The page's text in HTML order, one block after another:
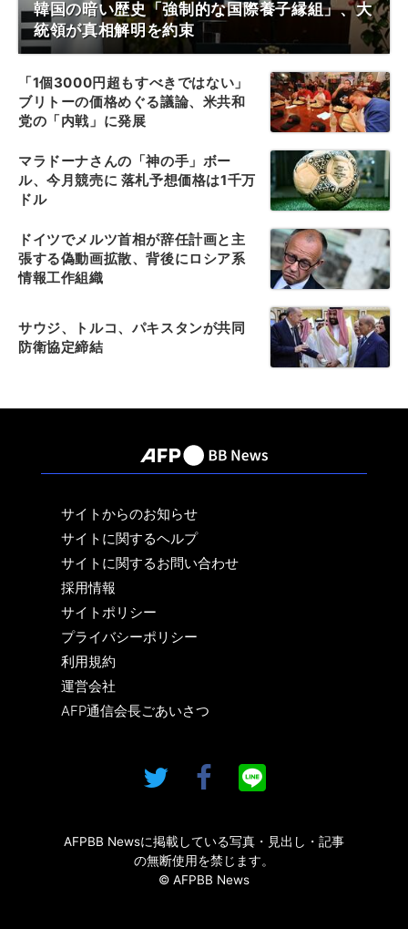
韓国の暗い歴史「強制的な国際養子縁組」、大
統領が真相解明を約束
「1個3000円超もすべきではない」
ブリトーの価格めぐる議論、米共和
党の「内戦」に発展
マラドーナさんの「神の手」ボー
ル、今月競売に 落札予想価格は1千万
ドル
ドイツでメルツ首相が辞任計画と主
張する偽動画拡散、背後にロシア系
情報工作組織
サウジ、トルコ、パキスタンが共同
防衛協定締結
サイトからのお知らせ
サイトに関するヘルプ
サイトに関するお問い合わせ
採用情報
サイトポリシー
プライバシーポリシー
利用規約
運営会社
AFP通信会長ごあいさつ
AFPBB Newsに掲載している写真・見出し・記事
の無断使用を禁じます。
© AFPBB News